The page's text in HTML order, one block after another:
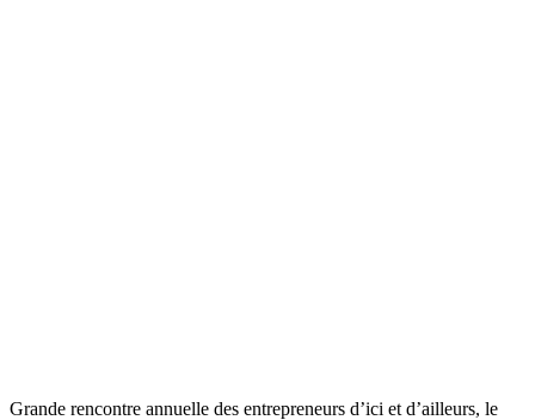
Grande rencontre annuelle des entrepreneurs d’ici et d’ailleurs, le